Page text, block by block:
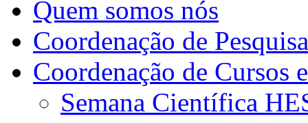
Quem somos nós
Coordenação de Pesquisa
Coordenação de Cursos
Semana Científica